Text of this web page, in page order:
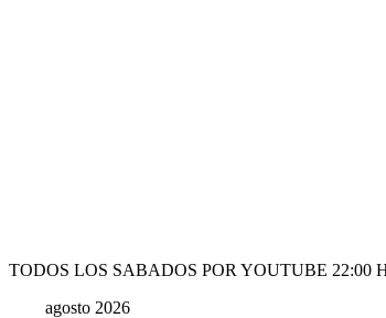
TODOS LOS SABADOS POR YOUTUBE 22:00
agosto 2026